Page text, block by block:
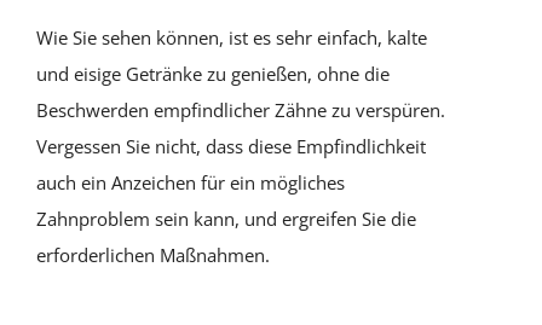
Wie Sie sehen können, ist es sehr einfach, kalte
und eisige Getränke zu genießen, ohne die
Beschwerden empfindlicher Zähne zu verspüren.
Vergessen Sie nicht, dass diese Empfindlichkeit
auch ein Anzeichen für ein mögliches
Zahnproblem sein kann, und ergreifen Sie die
erforderlichen Maßnahmen.